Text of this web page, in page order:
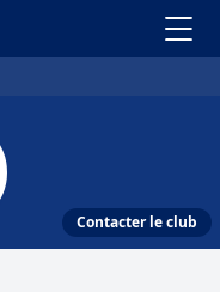
Contacter le club